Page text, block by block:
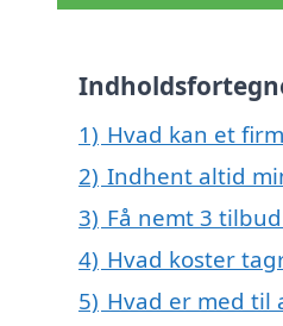
1) Hvad kan et
2) Indhent altid
3) Få nemt 3
4) Hvad koster
5) Hvad er med til